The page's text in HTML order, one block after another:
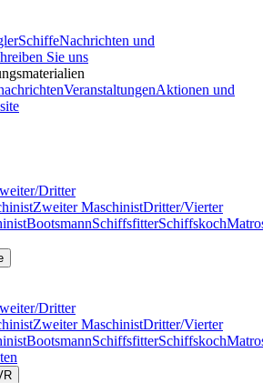
SchiffeNachrichten und
Sie uns
VeranstaltungenAktionen und
Dritter
Zweiter MaschinistDritter/Vierter
BootsmannSchiffsfitterSchiffskoch
Dritter
Zweiter MaschinistDritter/Vierter
BootsmannSchiffsfitterSchiffskoch